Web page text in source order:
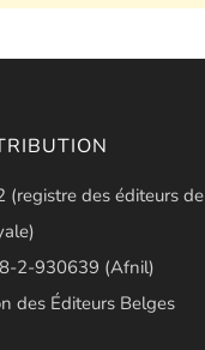
(registre des éditeurs de
2-930639 (Afnil)
des Éditeurs Belges